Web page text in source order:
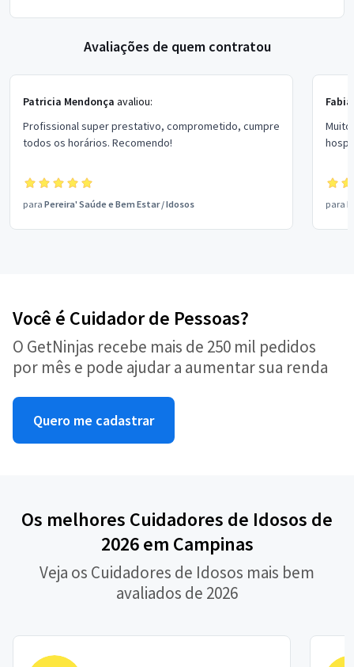
Avaliações de quem contratou
Patricia Mendonça avaliou:
Profissional super prestativo, comprometido, cumpre
todos os horários. Recomendo!
para Pereira' Saúde e Bem Estar/Idosos para
Você é Cuidador de Pessoas?
O GetNinjas recebe mais de 250 mil pedidos
por mês e pode ajudar a aumentar sua renda
Quero me cadastrar
Os melhores Cuidadores de Idosos de
2026 em Campinas
Veja os Cuidadores de Idosos mais bem
avaliados de 2026